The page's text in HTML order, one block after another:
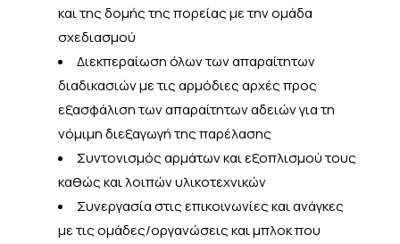
και της δομής της πορείας με την ομάδα
σχεδιασμού
Διεκπεραίωση όλων των απαραίτητων
διαδικασιών με τις αρμόδιες αρχές προς
εξασφάλιση των απαραίτητων αδειών για τη
νόμιμη διεξαγωγή της παρέλασης
Συντονισμός αρμάτων και εξοπλισμού τους
καθώς και λοιπών υλικοτεχνικών
Συνεργασία στις επικοινωνίες και ανάγκες
με τις ομάδες/οργανώσεις και μπλοκ που